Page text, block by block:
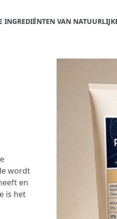
INGREDIËNTEN VAN
wordt
en
is het